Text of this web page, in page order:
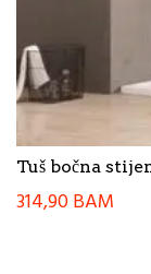
Tuš bočna
314,90BAM